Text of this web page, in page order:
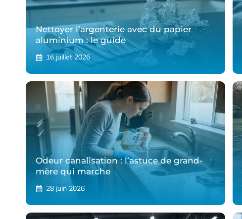
Nettoyer l’argenterie avec du papier
aluminium : le guide
16 juillet 2026
Odeur canalisation : l’astuce de grand-
mère qui marche
28 juin 2026